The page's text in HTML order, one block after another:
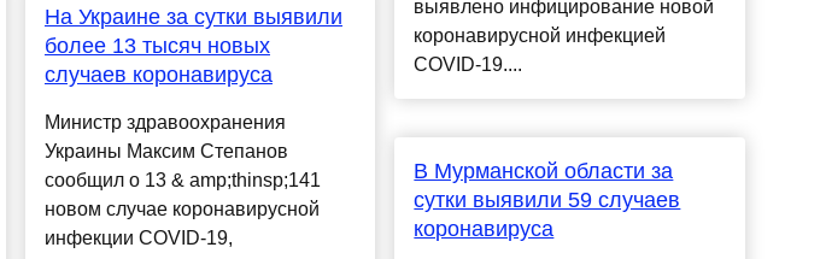
На Украине за сутки выявили
более 13 тысяч новых
случаев коронавируса
Министр здравоохранения
Украины Максим Степанов
сообщил о 13 & amp;thinsp;141
новом случае коронавирусной
инфекции COVID-19,
выявлено инфицирование новой
коронавирусной инфекцией
COVID-19....
В Мурманской области за
сутки выявили 59 случаев
коронавируса